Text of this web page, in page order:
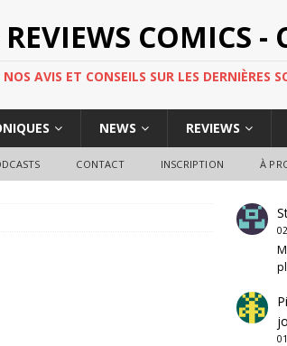
COMICS -
AVIS ET CONSEILS SUR LES DERNIÈRES
NEWS REVIEWS
CONTACT INSCRIPTION À